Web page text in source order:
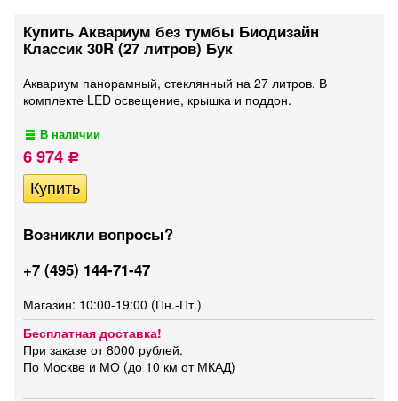
Купить Аквариум без тумбы Биодизайн
Классик 30R (27 литров) Бук
Аквариум панорамный, стеклянный на 27 литров. В
комплекте LED освещение, крышка и поддон.
В наличии
6 974 Р
Возникли вопросы?
+7 (495) 144-71-47
Магазин: 10:00-19:00 (Пн.-Пт.)
Бесплатная доставка!
При заказе от 8000 рублей.
По Москве и МО (до 10 км от МКАД)